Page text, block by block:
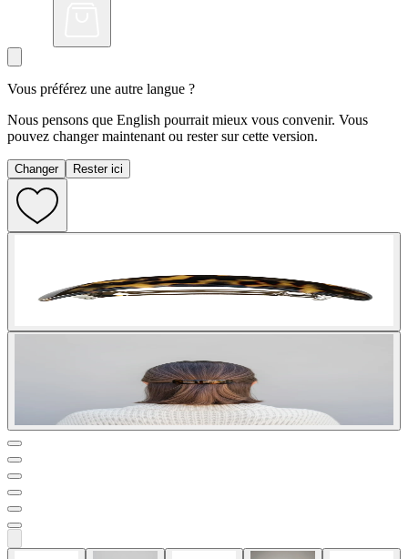
Vous préférez une autre langue ?
Nous pensons que English pourrait mieux vous convenir. Vous
pouvez changer maintenant ou rester sur cette version.
Changer Rester ici